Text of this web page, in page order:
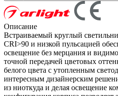
Описание
Встраиваемый круглый
CRI>90 и низкой пульсацией
освещение без мерцания и
точной передачей цветовых
белого цвета с утопленным
интересным дизайнерским
из ниоткуда и делая освещение